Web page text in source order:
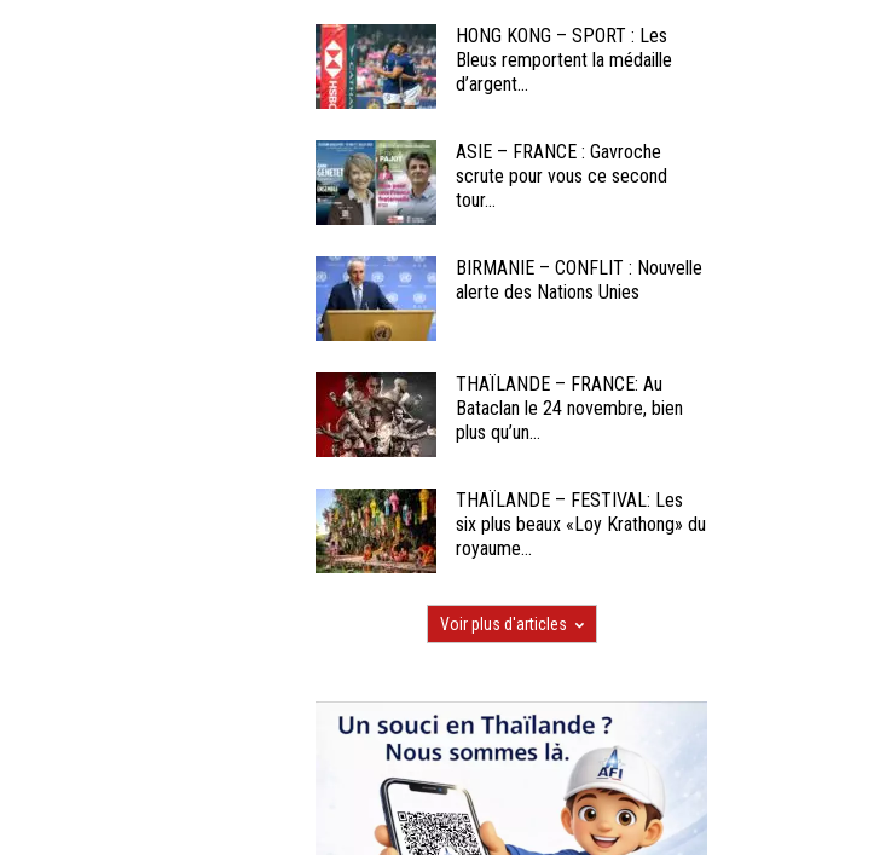
HONG KONG – SPORT : Les
Bleus remportent la médaille
d’argent...
ASIE – FRANCE : Gavroche
scrute pour vous ce second
tour...
BIRMANIE – CONFLIT : Nouvelle
alerte des Nations Unies
THAÏLANDE – FRANCE: Au
Bataclan le 24 novembre, bien
plus qu’un...
THAÏLANDE – FESTIVAL: Les
six plus beaux «Loy Krathong» du
royaume...
Voir plus d'articles